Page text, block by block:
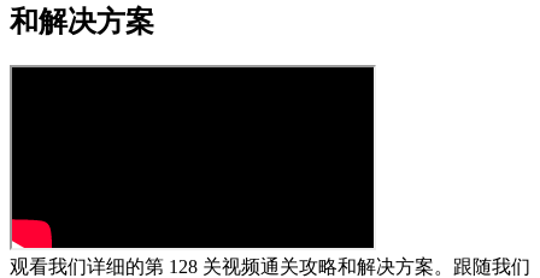
和解决方案
观看我们详细的第 128 关视频通关攻略和解决方案。跟随我们